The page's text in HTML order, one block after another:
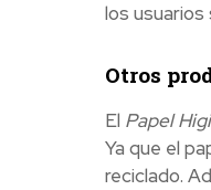
los
Otros
El Papel
Ya que el
reciclado.